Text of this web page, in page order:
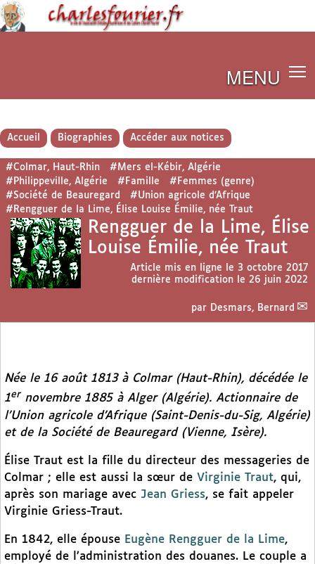
MENU
Accueil Biographies Accéder aux notices
#Colmar, Haut-Rhin
#Mers el-Kébir, Algérie
#Philippeville, Algérie
#Famille
#Femmes (genre)
#Société de Beauregard
#Union agricole d’Afrique
#Rengguer de la Lime, Élise Louise Émilie, née Traut
Rengguer de la Lime, Élise
Louise Émilie, née Traut
Article mis en ligne le 3 octobre 2017
dernière modification le 26 juin 2022
par Desmars, Bernard
Née le 16 août 1813 à Colmar (Haut-Rhin), décédée le
1er novembre 1885 à Alger (Algérie). Actionnaire de
l’Union agricole d’Afrique (Saint-Denis-du-Sig, Algérie)
et de la Société de Beauregard (Vienne, Isère).
Élise Traut est la fille du directeur des messageries de
Colmar ; elle est aussi la sœur de Virginie Traut, qui,
après son mariage avec Jean Griess, se fait appeler
Virginie Griess-Traut.
En 1842, elle épouse Eugène Rengguer de la Lime,
employé de l’administration des douanes. Le couple a